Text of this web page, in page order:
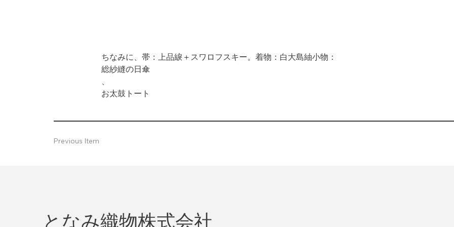
ちなみに、帯：上品綟＋スワロフスキー。着物：白大島紬小物：
総紗縫の日傘
、
お太鼓トート
Previous Item
となみ織物株式会社